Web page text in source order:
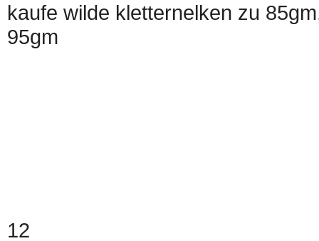
kaufe wilde kletternelken zu
95gm
12